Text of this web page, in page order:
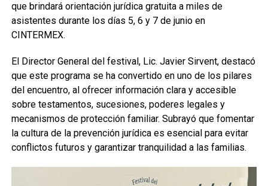
que brindará orientación jurídica gratuita a miles de
asistentes durante los días 5, 6 y 7 de junio en
CINTERMEX.
El Director General del festival, Lic. Javier Sirvent, destacó
que este programa se ha convertido en uno de los pilares
del encuentro, al ofrecer información clara y accesible
sobre testamentos, sucesiones, poderes legales y
mecanismos de protección familiar. Subrayó que fomentar
la cultura de la prevención jurídica es esencial para evitar
conflictos futuros y garantizar tranquilidad a las familias.